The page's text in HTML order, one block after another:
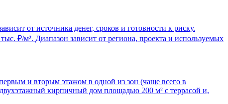
от источника денег, сроков и готовности к риску.
₽/м². Диапазон зависит от региона, проекта и используемых
и вторым этажом в одной из зон (чаще всего в
кирпичный дом площадью 200 м² с террасой и,